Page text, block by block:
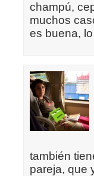
champú,
muchos
es buena,
también
pareja, que